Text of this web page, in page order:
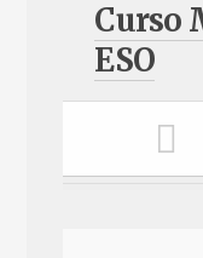
Curso
ESO